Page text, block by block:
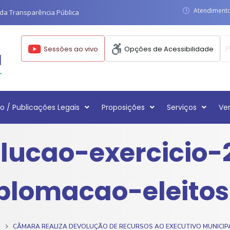
Transparência Pública
Sessões ao vivo Opções de Acessibilidade
/ Publicações Legais Proposições Serviços
exercicio-
CÂMARA REALIZA DEVOLUÇÃO DE RECURSOS AO EXECUTIVO